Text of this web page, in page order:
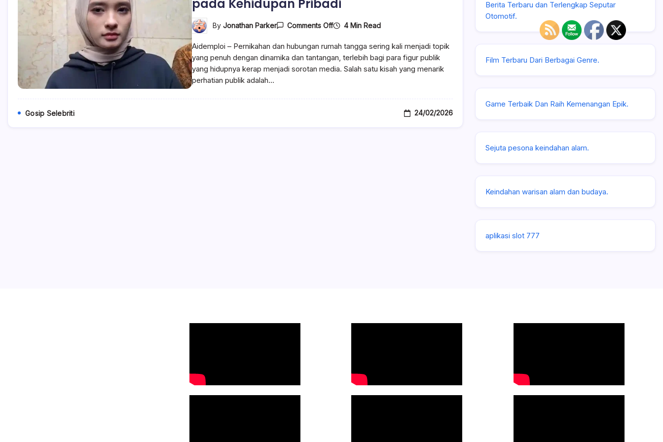
pada Kehidupan Pribadi
By Jonathan Parker Comments OffOn
Tegaskan
Alasan
Mengapa
Ia
4 Min Read
Aidemploi – Pernikahan dan hubungan rumah tangga sering kali menjadi topik
yang penuh dengan dinamika dan tantangan, terlebih bagi para figur publik
yang hidupnya kerap menjadi sorotan media. Salah satu kisah yang menarik
perhatian publik adalah…
Gosip Selebriti 24/02/2026
Berita Terbaru dan Terlengkap Seputar
Otomotif.
Film Terbaru Dari Berbagai Genre.
Game Terbaik Dan Raih Kemenangan Epik.
Sejuta pesona keindahan alam.
Keindahan warisan alam dan budaya.
aplikasi slot 777